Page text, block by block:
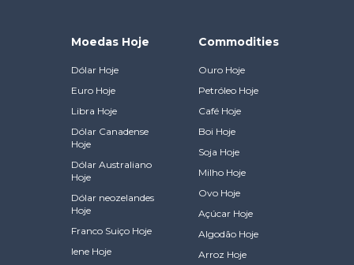
Moedas Hoje
Dólar Hoje
Euro Hoje
Libra Hoje
Dólar Canadense
Hoje
Dólar Australiano
Hoje
Dólar neozelandes
Hoje
Franco Suiço Hoje
Iene Hoje
Commodities
Ouro Hoje
Petróleo Hoje
Café Hoje
Boi Hoje
Soja Hoje
Milho Hoje
Ovo Hoje
Açúcar Hoje
Algodão Hoje
Arroz Hoje